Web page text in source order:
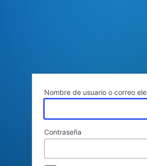
Nombre de usuario o correo
Contraseña